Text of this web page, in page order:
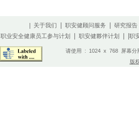
| 关于我们 职安健顾问服务 研究报告
职业安全健康员工参与计划 职安健夥伴计划 职
请使用 : 1024 x 768 屏幕分
版